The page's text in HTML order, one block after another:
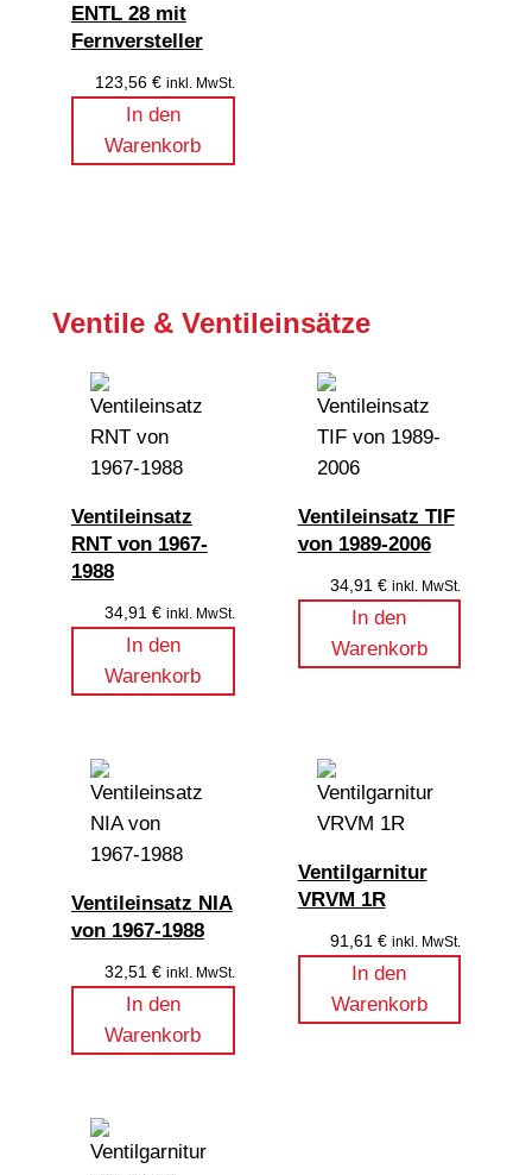
ENTL 28 mit
Fernversteller
123,56 € inkl. MwSt.
In den
Warenkorb
Ventile & Ventileinsätze
Ventileinsatz
RNT von 1967-
1988
34,91 € inkl. MwSt.
In den
Warenkorb
Ventileinsatz TIF
von 1989-2006
34,91€ inkl. MwSt.
In den
Warenkorb
Ventileinsatz NIA
von 1967-1988
32,51 € inkl. MwSt.
In den
Warenkorb
Ventilgarnitur
VRVM 1R
91,61€ inkl. MwSt.
In den
Warenkorb